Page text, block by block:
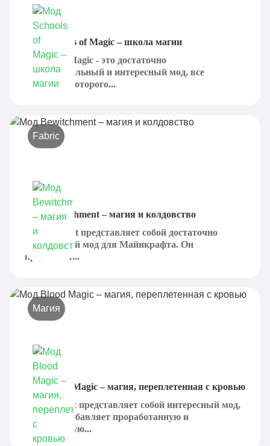
Мод Schools of Magic – школа магии
Schools of Magic - это достаточно
привлекательный и интересный мод, все
механики которого...
Fabric
Мод Bewitchment – магия и колдовство
Bewitchment представляет собой достаточно
популярный мод для Майнкрафта. Он
предлагает...
Магия
Мод Blood Magic – магия, переплетенная с кровью
Blood Magic представляет собой интересный мод,
который добавляет проработанную и
продуманную...